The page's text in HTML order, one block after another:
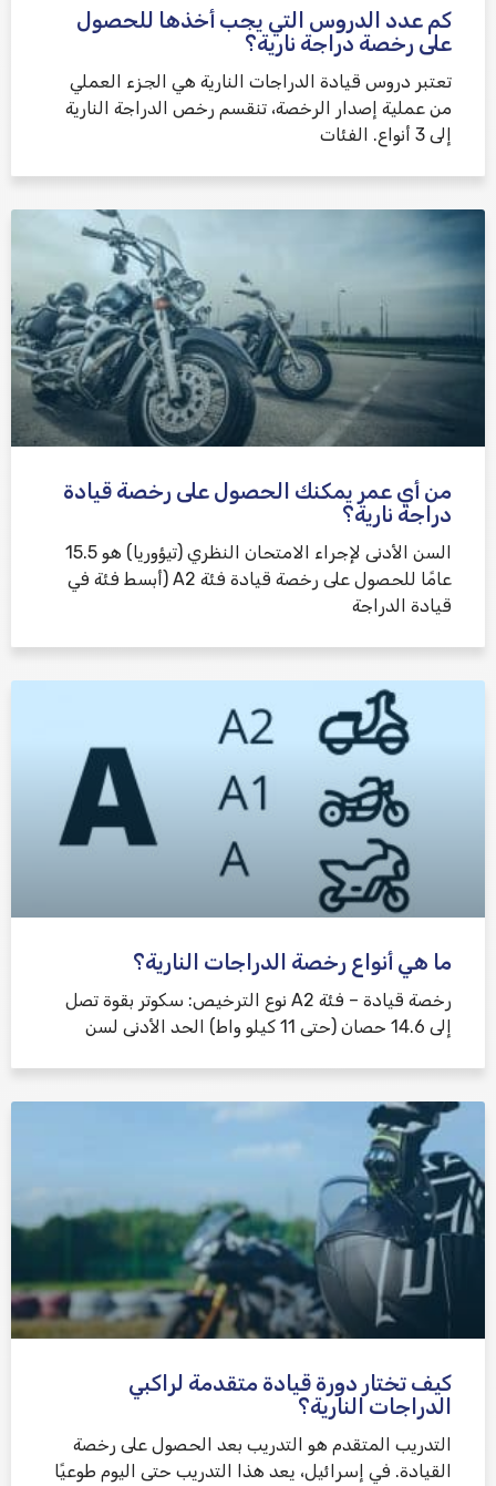
كم عدد الدروس التي يجب أخذها للحصول
على رخصة دراجة نارية؟
تعتبر دروس قيادة الدراجات النارية هي الجزء العملي
من عملية إصدار الرخصة، تنقسم رخص الدراجة النارية
إلى 3 أنواع. الفئات
من أي عمر يمكنك الحصول على رخصة قيادة
دراجة نارية؟
السن الأدنى لإجراء الامتحان النظري (تيؤوريا) هو 15.5
عامًا للحصول على رخصة قيادة فئة A2 (أبسط فئة في
قيادة الدراجة
ما هي أنواع رخصة الدراجات النارية؟
رخصة قيادة – فئة A2 نوع الترخيص: سكوتر بقوة تصل
إلى 14.6 حصان (حتى 11 كيلو واط) الحد الأدنى لسن
كيف تختار دورة قيادة متقدمة لراكبي
الدراجات النارية؟
التدريب المتقدم هو التدريب بعد الحصول على رخصة
القيادة. في إسرائيل، يعد هذا التدريب حتى اليوم طوعيًا